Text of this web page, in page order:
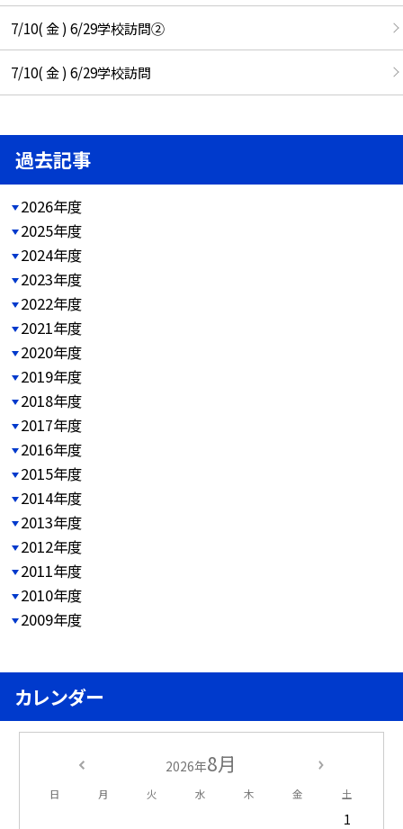
7/10( 金 ) 6/29学校訪問②
7/10( 金 ) 6/29学校訪問
過去記事
2026年度
2025年度
2024年度
2023年度
2022年度
2021年度
2020年度
2019年度
2018年度
2017年度
2016年度
2015年度
2014年度
2013年度
2012年度
2011年度
2010年度
2009年度
カレンダー
2026年8月
日 月 火 水 木 金 土
1